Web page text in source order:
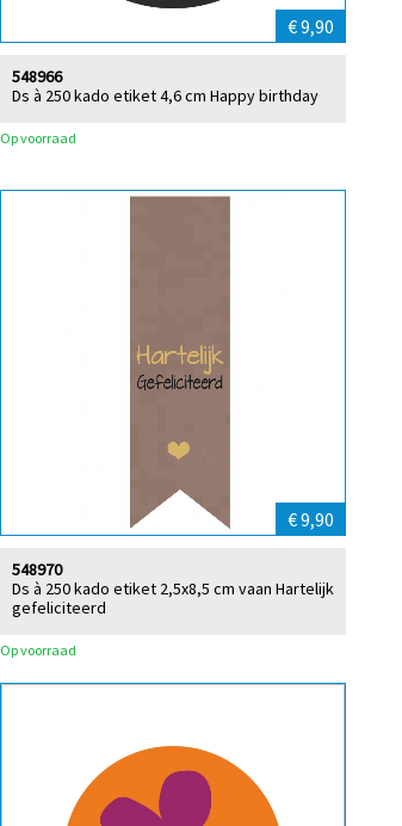
€ 9,90
Ds à 250 kado etiket 4,6 cm Happy birthday
548966
Op voorraad
€ 9,90
Ds à 250 kado etiket 2,5x8,5 cm vaan Hartelijk
gefeliciteerd
548970
Op voorraad